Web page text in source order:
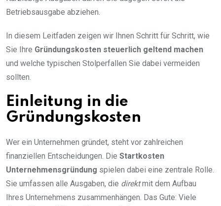
Betriebsausgabe abziehen.
In diesem Leitfaden zeigen wir Ihnen Schritt für Schritt, wie
Sie Ihre Gründungskosten steuerlich geltend machen
und welche typischen Stolperfallen Sie dabei vermeiden
sollten.
Einleitung in die
Gründungskosten
Wer ein Unternehmen gründet, steht vor zahlreichen
finanziellen Entscheidungen. Die Startkosten
Unternehmensgründung spielen dabei eine zentrale Rolle.
Sie umfassen alle Ausgaben, die direktmit dem Aufbau
Ihres Unternehmens zusammenhängen. Das Gute: Viele